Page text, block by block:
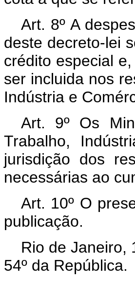
Art. 8º A
deste decreto-lei
crédito especial
ser incluida nos
Indústria e
Art. 9º Os
Trabalho,
jurisdição dos
necessárias ao
Art. 10º O
publicação.
Rio de Janeiro,
54º da República.